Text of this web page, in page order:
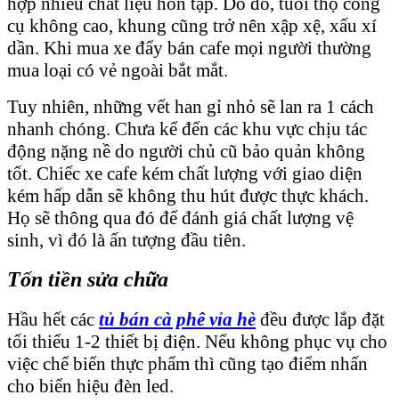
cụ không cao, khung cũng trở nên xập xệ, xấu xí
dần. Khi mua xe đẩy bán cafe mọi người thường
mua loại có vẻ ngoài bắt mắt.
Tuy nhiên, những vết han gỉ nhỏ sẽ lan ra 1 cách
nhanh chóng. Chưa kể đến các khu vực chịu tác
động nặng nề do người chủ cũ bảo quản không
tốt. Chiếc xe cafe kém chất lượng với giao diện
kém hấp dẫn sẽ không thu hút được thực khách.
Họ sẽ thông qua đó để đánh giá chất lượng vệ
sinh, vì đó là ấn tượng đầu tiên.
Tốn tiền sửa chữa
Hầu hết các tủ bán cà phê vỉa hè đều được lắp đặt
tối thiểu 1-2 thiết bị điện. Nếu không phục vụ cho
việc chế biến thực phẩm thì cũng tạo điểm nhấn
cho biển hiệu đèn led.